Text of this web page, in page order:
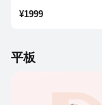
¥1999
平板